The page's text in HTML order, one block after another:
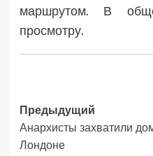
маршрутом. В
просмотру.
Навигация
записи
Предыдущий
Анархисты захватили
Лондоне